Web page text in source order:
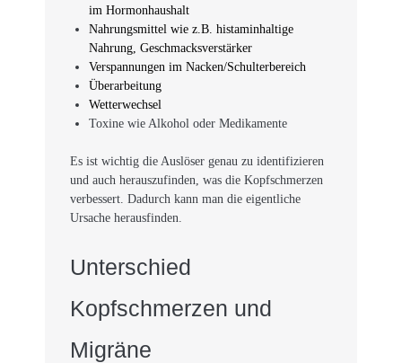
im Hormonhaushalt
Nahrungsmittel wie z.B. histaminhaltige
Nahrung, Geschmacksverstärker
Verspannungen im Nacken/Schulterbereich
Überarbeitung
Wetterwechsel
Toxine wie Alkohol oder Medikamente
Es ist wichtig die Auslöser genau zu identifizieren
und auch herauszufinden, was die Kopfschmerzen
verbessert. Dadurch kann man die eigentliche
Ursache herausfinden.
Unterschied
Kopfschmerzen und
Migräne